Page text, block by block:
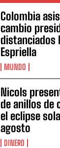
Colombia
cambio
distanciados
Espriella
MUNDO
Nicols
de anillos de
el eclipse
agosto
DINERO